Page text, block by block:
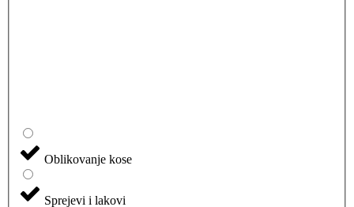
Oblikovanje kose
Sprejevi i lakovi